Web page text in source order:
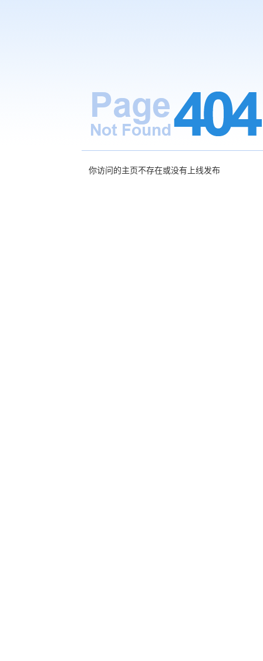
你访问的主页不存在或没有上线发布